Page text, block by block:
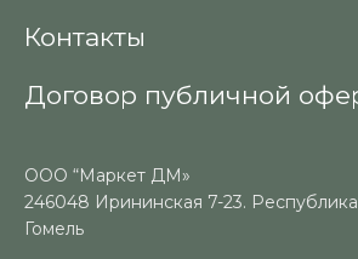
Контакты
Договор публичной
ООО “Маркет ДМ»
246048 Ирининская 7-23. Республика
Гомель